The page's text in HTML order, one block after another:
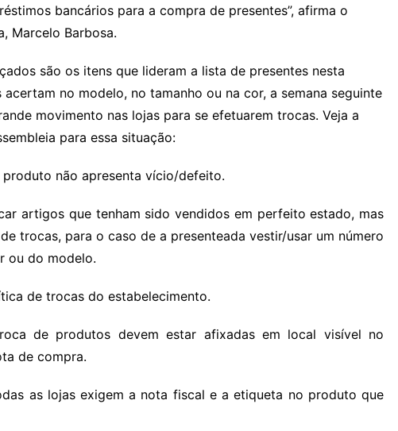
bancários para a compra de presentes”, afirma o
Marcelo Barbosa.
são os itens que lideram a lista de presentes nesta
no modelo, no tamanho ou na cor, a semana seguinte
movimento nas lojas para se efetuarem trocas. Veja a
para essa situação:
não apresenta vício/defeito.
artigos que tenham sido vendidos em perfeito estado, mas
trocas, para o caso de a presenteada vestir/usar um número
ou do modelo.
de trocas do estabelecimento.
de produtos devem estar afixadas em local visível no
de compra.
as lojas exigem a nota fiscal e a etiqueta no produto que